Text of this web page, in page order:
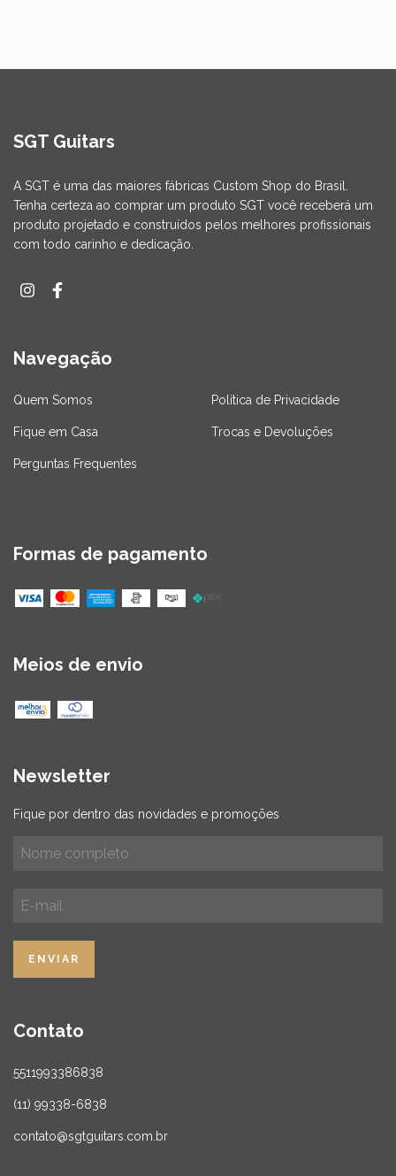
SGT Guitars
A SGT é uma das maiores fábricas Custom Shop do Brasil.
Tenha certeza ao comprar um produto SGT você receberá um
produto projetado e construídos pelos melhores profissionais
com todo carinho e dedicação.
Navegação
Quem Somos Política de Privacidade
Fique em Casa Trocas e Devoluções
Perguntas Frequentes
Formas de pagamento
Meios de envio
Newsletter
Fique por dentro das novidades e promoções
Contato
5511993386838
(11) 99338-6838
contato@sgtguitars.com.br